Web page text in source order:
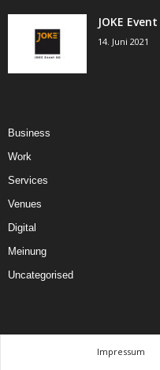
JOKE
14. Juni 2021
Business
Work
Services
Venues
Digital
Meinung
Uncategorised
Impressum